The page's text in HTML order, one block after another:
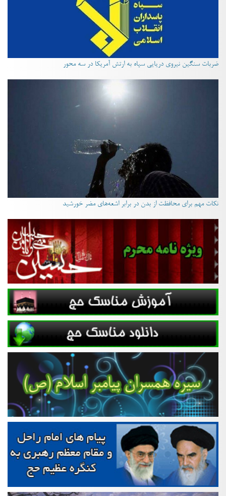
ضربات سنگین نیروی دریایی سپاه به ارتش آمریکا در سه محور
نکات مهم برای محافظت از بدن در برابر اشعه‌های مضر خورشید